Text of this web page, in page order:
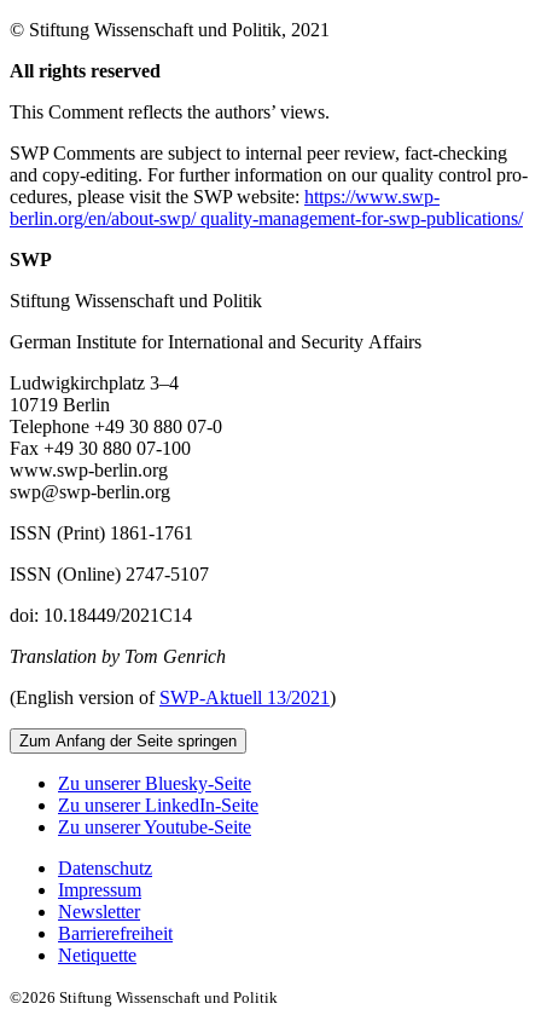
© Stiftung Wissenschaft und Politik, 2021
All rights reserved
This Comment reflects the authors’ views.
SWP Comments are subject to internal peer review, fact-checking
and copy-editing. For further information on our quality control pro­
cedures, please visit the SWP website: https://www.swp-
berlin.org/en/about-swp/ quality-management-for-swp-publications/
SWP
Stiftung Wissenschaft und Politik
German Institute for International and Security Affairs
Ludwigkirchplatz 3–4
10719 Berlin
Telephone +49 30 880 07-0
Fax +49 30 880 07-100
www.swp-berlin.org
swp@swp-berlin.org
ISSN (Print) 1861-1761
ISSN (Online) 2747-5107
doi: 10.18449/2021C14
Translation by Tom Genrich
(English version of SWP‑Aktuell 13/2021)
Zum Anfang der Seite springen
Zu unserer Bluesky-Seite
Zu unserer LinkedIn-Seite
Zu unserer Youtube-Seite
Datenschutz
Impressum
Newsletter
Barrierefreiheit
Netiquette
©2026 Stiftung Wissenschaft und Politik